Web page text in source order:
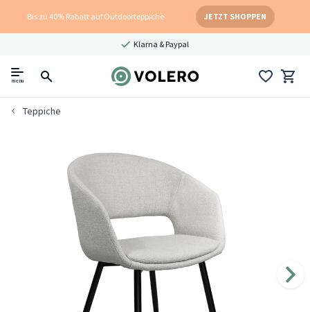
Bis zu 40% Rabatt auf Outdoorteppiche JETZT SHOPPEN
Klarna & Paypal
menu
Teppiche